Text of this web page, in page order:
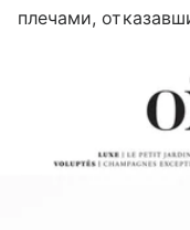
плечами,